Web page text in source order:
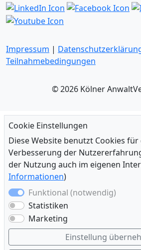
Impressum |
Teilnahmebedingungen
© 2026 Kölner
Cookie Einstellungen
Diese Website benutzt Cookies
Verbesserung der
der Nutzung auch im eigenen
Informationen)
Funktional (notwendig)
Statistiken
Marketing
Einstellung